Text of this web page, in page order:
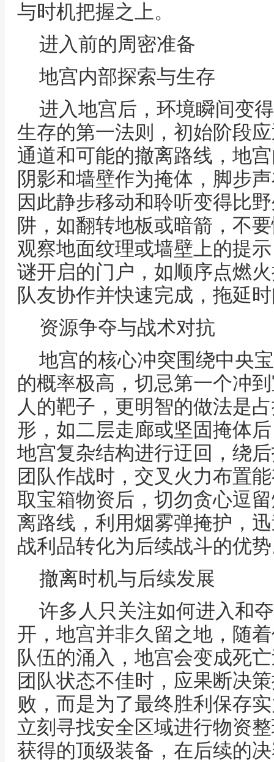
与时机把握之上。
进入前的周密准备
地宫内部探索与生存
进入地宫后，环境瞬间变
生存的第一法则，初始阶段
通道和可能的撤离路线，地
阴影和墙壁作为掩体，脚步
因此静步移动和聆听变得比
阱，如翻转地板或暗箭，不
观察地面纹理或墙壁上的提
谜开启的门户，如顺序点燃
队友协作并快速完成，拖延
资源争夺与战术对抗
地宫的核心冲突围绕中央
的概率极高，切忌第一个冲
人的靶子，更明智的做法是
形，如二层走廊或坚固掩体
地宫复杂结构进行迂回，绕
团队作战时，交叉火力布置
取宝箱物资后，切勿贪心逗
离路线，利用烟雾弹掩护，
战利品转化为后续战斗的优
撤离时机与后续发展
许多人只关注如何进入和
开，地宫并非久留之地，随
队伍的涌入，地宫会变成死
团队状态不佳时，应果断决
败，而是为了最终胜利保存
立刻寻找安全区域进行物资
获得的顶级装备，在后续的